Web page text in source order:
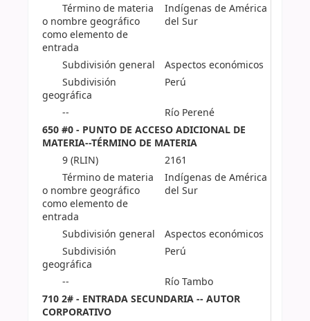
Término de materia
o nombre geográfico
como elemento de
entrada
Indígenas de América
del Sur
Subdivisión general
Aspectos económicos
Subdivisión
geográfica
Perú
--
Río Perené
650 #0 - PUNTO DE ACCESO ADICIONAL DE
MATERIA--TÉRMINO DE MATERIA
9 (RLIN)
2161
Término de materia
o nombre geográfico
como elemento de
entrada
Indígenas de América
del Sur
Subdivisión general
Aspectos económicos
Subdivisión
geográfica
Perú
--
Río Tambo
710 2# - ENTRADA SECUNDARIA -- AUTOR
CORPORATIVO